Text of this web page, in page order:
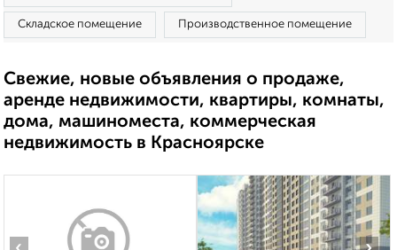
Складское помещение Производственное помещение
Свежие, новые объявления о продаже,
аренде недвижимости, квартиры, комнаты,
дома, машиноместа, коммерческая
недвижимость в Красноярске